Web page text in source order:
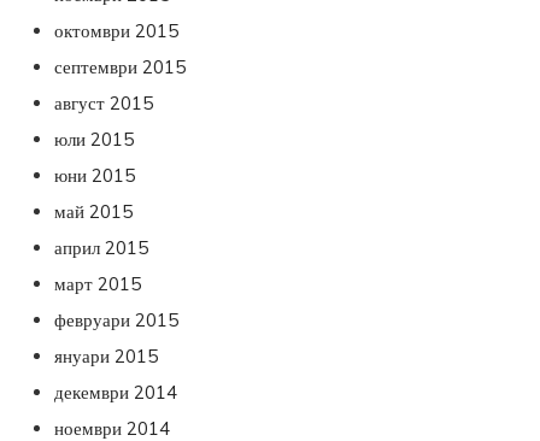
октомври 2015
септември 2015
август 2015
юли 2015
юни 2015
май 2015
април 2015
март 2015
февруари 2015
януари 2015
декември 2014
ноември 2014